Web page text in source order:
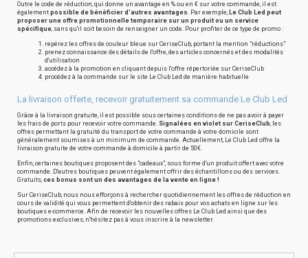
Outre le code de réduction, qui donne un avantage en % ou en € sur votre commande, il est
également possible de bénéficier d'autres avantages. Par exemple, Le Club Led peut
proposer une offre promotionnelle temporaire sur un produit ou un service
spécifique, sans qu'il soit besoin de renseigner un code. Pour profiter de ce type de promo :
repérez les offres de couleur bleue sur CeriseClub, portant la mention "réductions"
prenez connaissance des détails de l'offre, des articles concernés et des modalités
d'utilisation
accédez à la promotion en cliquant depuis l'offre répertoriée sur CeriseClub
procédez à la commande sur le site Le Club Led de manière habituelle
La livraison offerte, recevoir gratuitement sa commande Le Club Led
Grâce à la livraison gratuite, il est possible sous certaines conditions de ne pas avoir à payer
les frais de ports pour recevoir votre commande. Signalées en violet sur CeriseClub, les
offres permettant la gratuité du transport de votre commande à votre domicile sont
généralement soumises à un minimum de commande. Actuellement, Le Club Led offre la
livraison gratuite de votre commande à domicile à partir de 50€.
Enfin, certaines boutiques proposent des "cadeaux", sous forme d'un produit offert avec votre
commande. D'autres boutiques peuvent également offrir des échantillons ou des services.
Gratuits, ces bonus sont un des avantages de la vente en ligne !
Sur CeriseClub, nous nous efforçons à rechercher quotidiennement les offres de réduction en
cours de validité qui vous permettent d'obtenir des rabais pour vos achats en ligne sur les
boutiques e-commerce. Afin de recevoir les nouvelles offres Le Club Led ainsi que des
promotions exclusives, n'hésitez pas à vous inscrire à la newsletter.